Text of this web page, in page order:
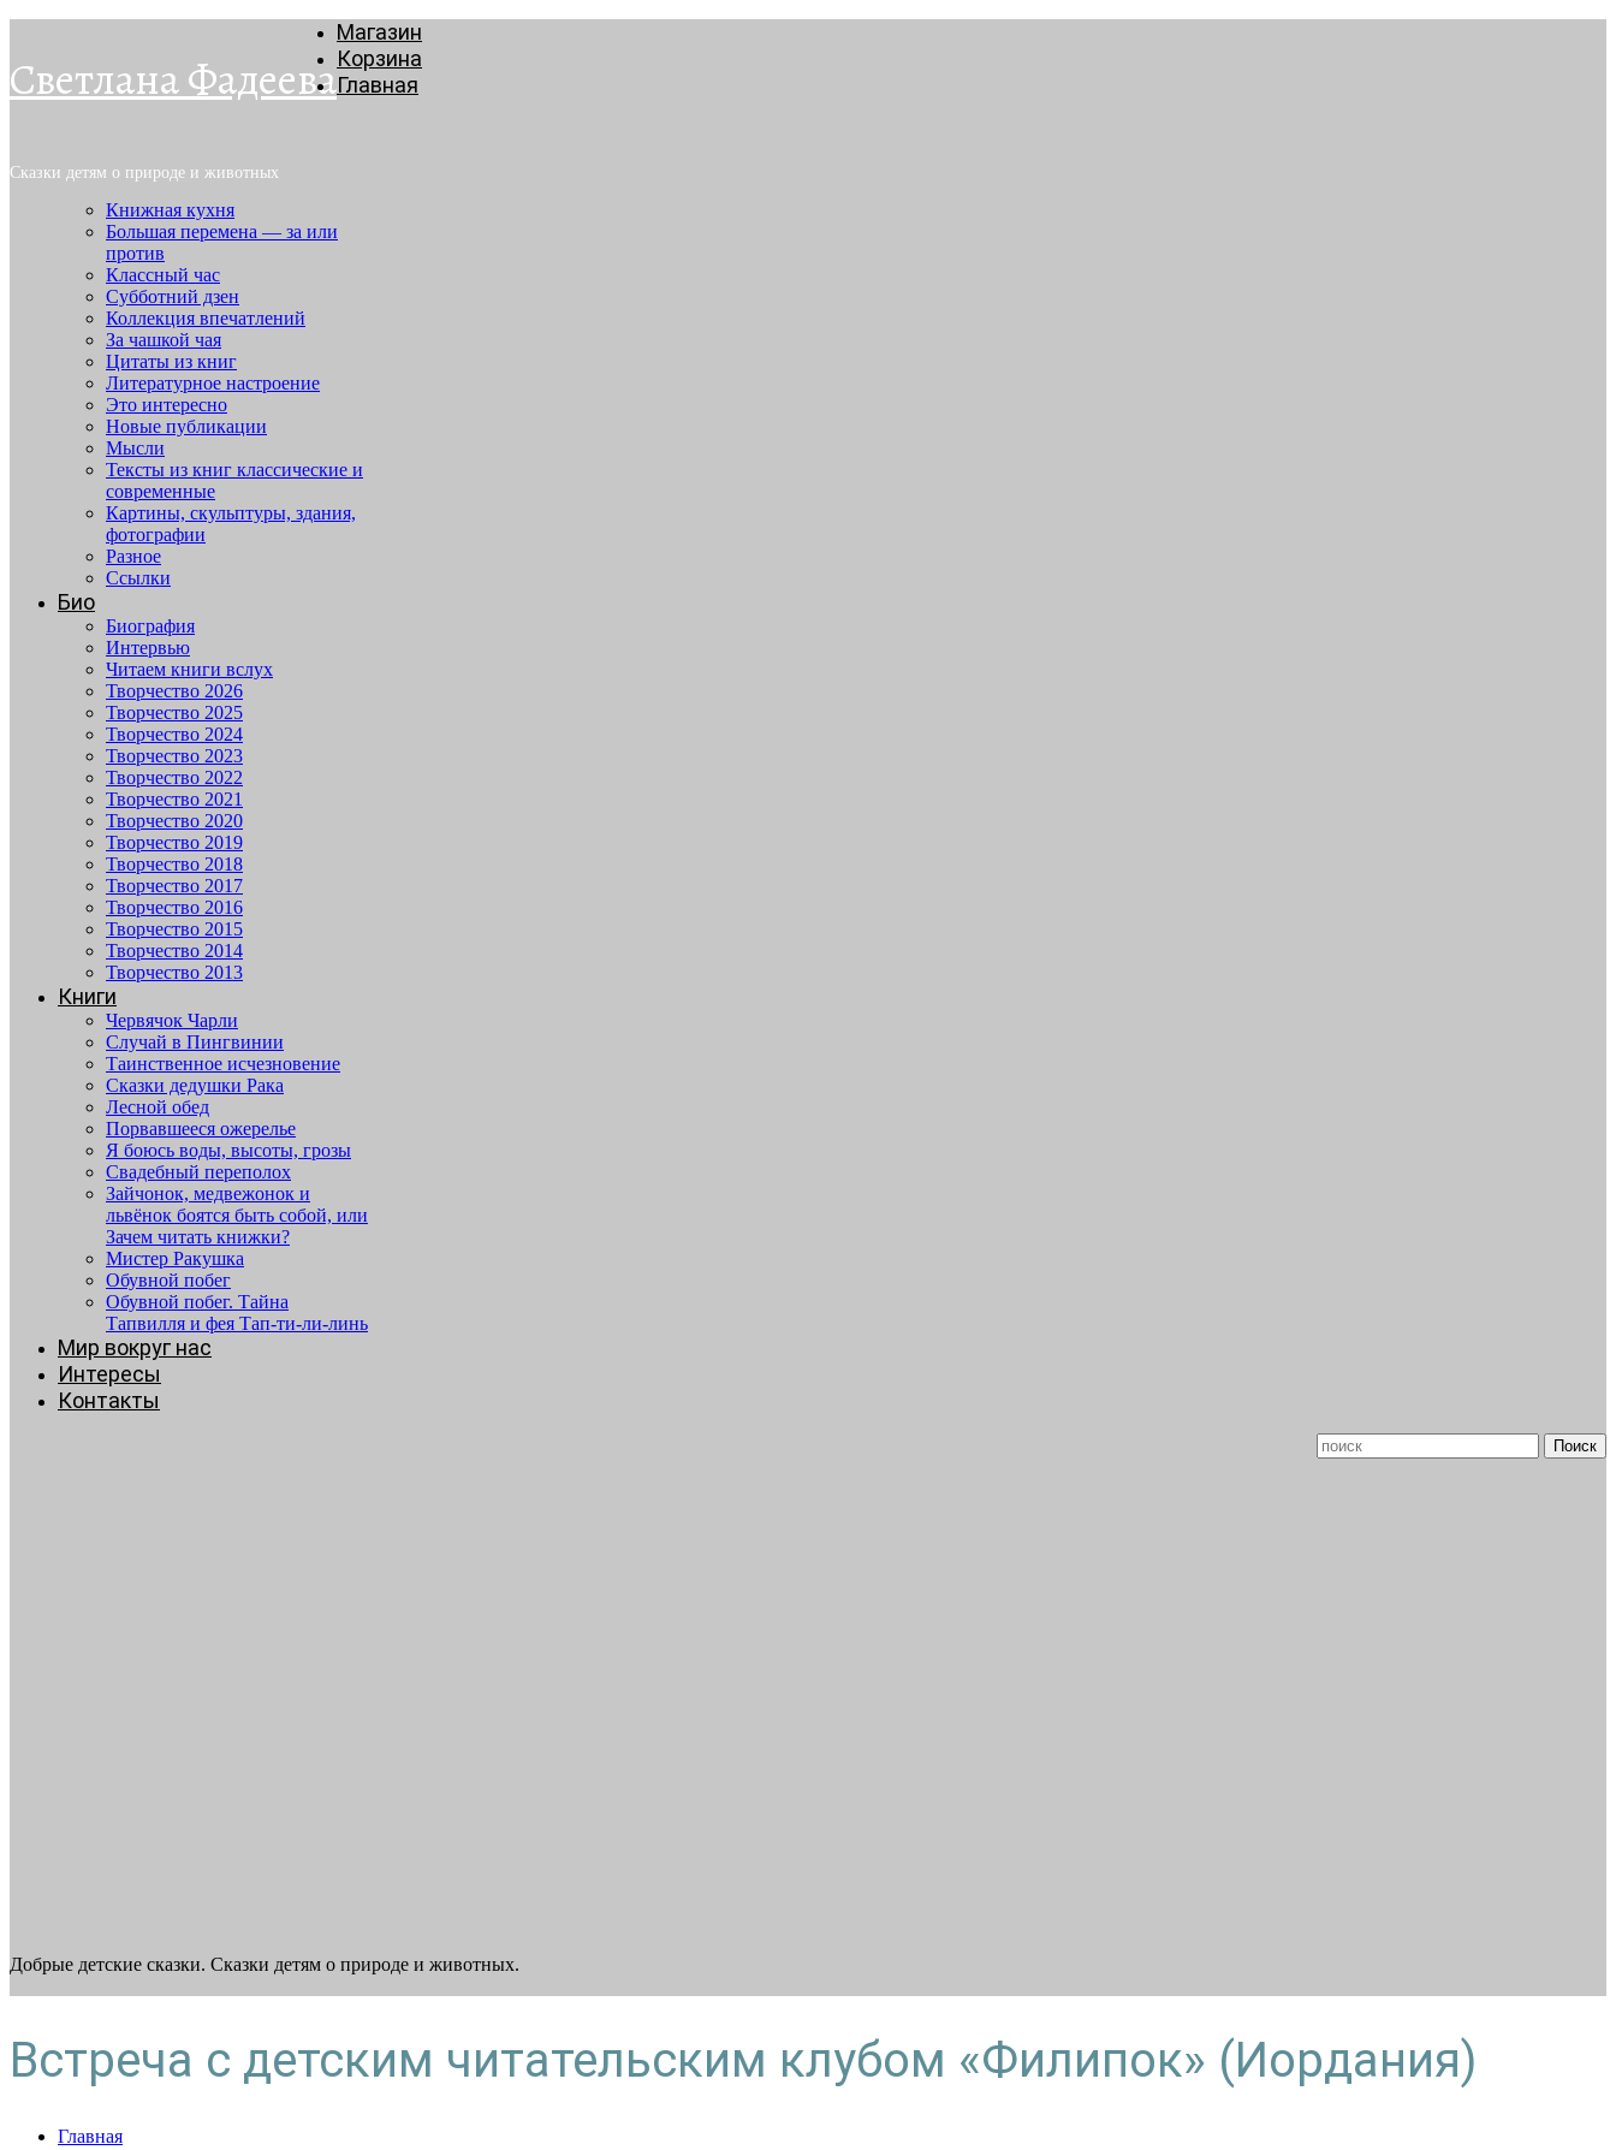
Светлана Фадеева
Сказки детям о природе и животных
Магазин
Корзина
Главная
Книжная кухня
Большая перемена — за или
против
Классный час
Субботний дзен
Коллекция впечатлений
За чашкой чая
Цитаты из книг
Литературное настроение
Это интересно
Новые публикации
Мысли
Тексты из книг классические и
современные
Картины, скульптуры, здания,
фотографии
Разное
Ссылки
Био
Биография
Интервью
Читаем книги вслух
Творчество 2026
Творчество 2025
Творчество 2024
Творчество 2023
Творчество 2022
Творчество 2021
Творчество 2020
Творчество 2019
Творчество 2018
Творчество 2017
Творчество 2016
Творчество 2015
Творчество 2014
Творчество 2013
Книги
Червячок Чарли
Случай в Пингвинии
Таинственное исчезновение
Сказки дедушки Рака
Лесной обед
Порвавшееся ожерелье
Я боюсь воды, высоты, грозы
Свадебный переполох
Зайчонок, медвежонок и
львёнок боятся быть собой, или
Зачем читать книжки?
Мистер Ракушка
Обувной побег
Обувной побег. Тайна
Тапвилля и фея Тап-ти-ли-линь
Мир вокруг нас
Интересы
Контакты
Добрые детские сказки. Сказки детям о природе и животных.
Встреча с детским читательским клубом «Филипок» (Иордания)
Главная